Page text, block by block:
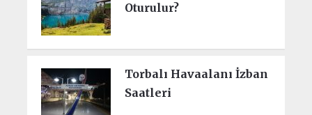
Oturulur?
Torbalı Havaalanı İzban
Saatleri